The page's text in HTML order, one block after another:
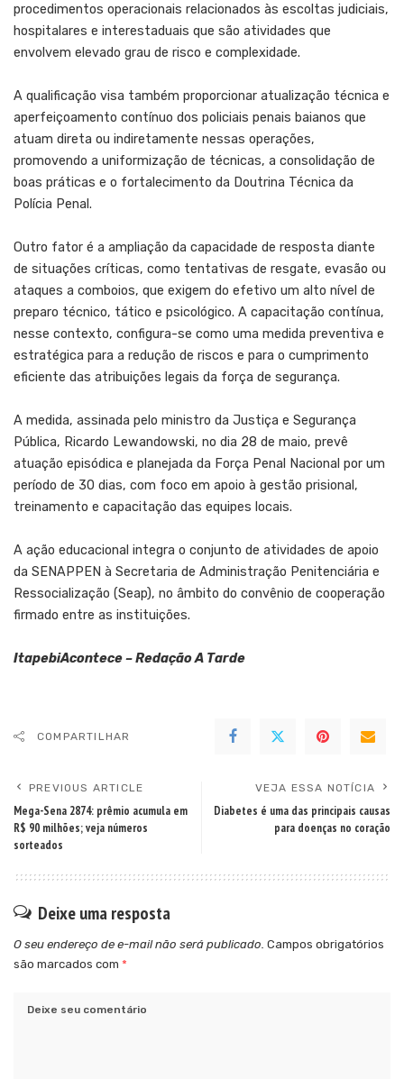
procedimentos operacionais relacionados às escoltas judiciais,
hospitalares e interestaduais que são atividades que
envolvem elevado grau de risco e complexidade.
A qualificação visa também proporcionar atualização técnica e
aperfeiçoamento contínuo dos policiais penais baianos que
atuam direta ou indiretamente nessas operações,
promovendo a uniformização de técnicas, a consolidação de
boas práticas e o fortalecimento da Doutrina Técnica da
Polícia Penal.
Outro fator é a ampliação da capacidade de resposta diante
de situações críticas, como tentativas de resgate, evasão ou
ataques a comboios, que exigem do efetivo um alto nível de
preparo técnico, tático e psicológico. A capacitação contínua,
nesse contexto, configura-se como uma medida preventiva e
estratégica para a redução de riscos e para o cumprimento
eficiente das atribuições legais da força de segurança.
A medida, assinada pelo ministro da Justiça e Segurança
Pública, Ricardo Lewandowski, no dia 28 de maio, prevê
atuação episódica e planejada da Força Penal Nacional por um
período de 30 dias, com foco em apoio à gestão prisional,
treinamento e capacitação das equipes locais.
A ação educacional integra o conjunto de atividades de apoio
da SENAPPEN à Secretaria de Administração Penitenciária e
Ressocialização (Seap), no âmbito do convênio de cooperação
firmado entre as instituições.
ItapebiAcontece – Redação A Tarde
COMPARTILHAR
PREVIOUS ARTICLE
Mega-Sena 2874: prêmio acumula em
R$ 90 milhões; veja números
sorteados
VEJA ESSA NOTÍCIA
Diabetes é uma das principais causas
para doenças no coração
Deixe uma resposta
O seu endereço de e-mail não será publicado. Campos obrigatórios
são marcados com *